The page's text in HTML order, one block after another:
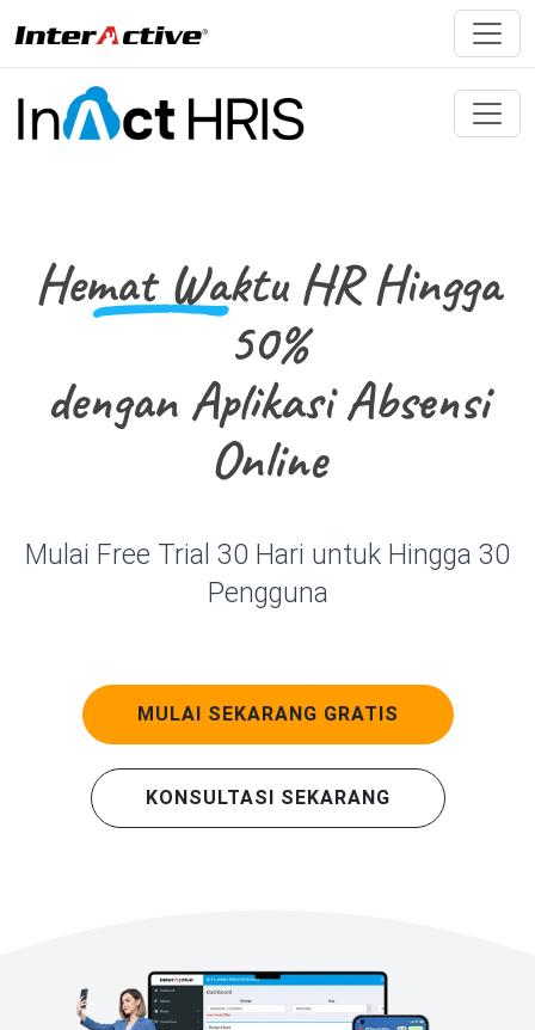
Hemat WaktuHR Hingga
50%
dengan Aplikasi Absensi
Online
Mulai Free Trial 30 Hari untuk Hingga 30
Pengguna
MULAI SEKARANG GRATIS
KONSULTASI SEKARANG